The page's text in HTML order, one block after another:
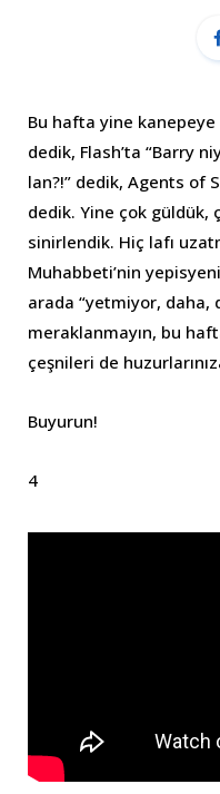
Bu hafta yine
dedik, Flash’ta “Barry
lan?!” dedik, Agents of
dedik. Yine çok güldük,
sinirlendik. Hiç lafı
Muhabbeti’nin
arada “yetmiyor, daha,
meraklanmayın, bu
çeşnileri de
Buyurun!
4